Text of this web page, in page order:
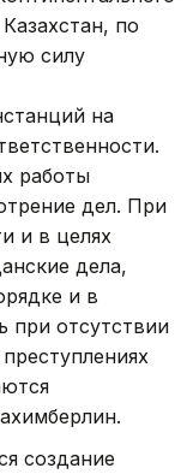
по
силу
на
работы
дел. При
и в целях
дела,
и в
при отсутствии
создание